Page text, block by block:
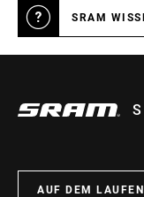
SRAM
AUF DEM